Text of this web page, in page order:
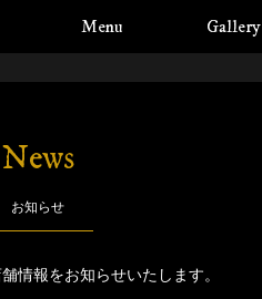
Menu Gallery
News
お知らせ
情報をお知らせいたします。